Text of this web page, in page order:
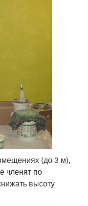
(до 3 м),
членят по
высоту